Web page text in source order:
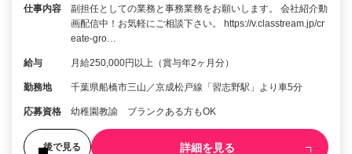
仕事内容
副担任としての業務と事務業務をお願いします。 会社紹介動
画配信中！お気軽にご相談下さい。 https://v.classtream.jp/cr
eate-gro…
給与 月給250,000円以上（賞与年2ヶ月分）
勤務地 千葉県船橋市三山／京成松戸線「習志野駅」より車5分
応募資格 幼稚園教諭 ブランクある方もOK
後で見る 詳細を見る